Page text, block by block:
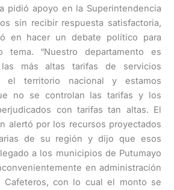
pidió apoyo en la Superintendencia
sin recibir respuesta satisfactoria,
en hacer un debate político para
tema. “Nuestro departamento es
más altas tarifas de servicios
el territorio nacional y estamos
no se controlan las tarifas y los
con tarifas tan altas. El
alertó por los recursos proyectados
de su región y dijo que esos
a los municipios de Putumayo
en administración
Cafeteros, con lo cual el monto se